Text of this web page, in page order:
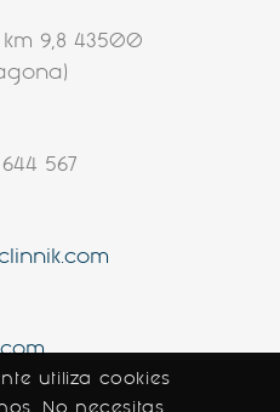
km 9,8 43500
644 567
utiliza cookies
No necesitas